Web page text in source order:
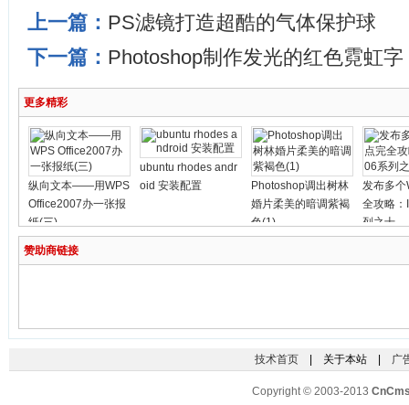
上一篇： PS滤镜打造超酷的气体保护球
下一篇： Photoshop制作发光的红色霓虹字
更多精彩
纵向文本——用WPS
Office2007办一张报
纸(三)
ubuntu rhodes andr
oid 安装配置
Photoshop调出树林
婚片柔美的暗调紫褐
色(1)
发布多
全攻略
列之十
赞助商链接
技术首页| 关于本站 | 广
Copyright © 2003-2013